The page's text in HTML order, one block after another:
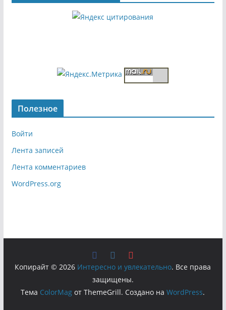
Полезное
Войти
Лента записей
Лента комментариев
WordPress.org
Копирайт © 2026 Интересно и увлекательно. Все права
защищены.
Тема ColorMag от ThemeGrill. Создано наWordPress.